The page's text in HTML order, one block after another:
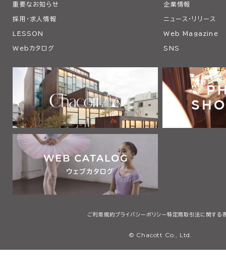
重要なお知らせ 企業情報
採用・求人情報 ニュース・リリース
LESSON Web Magazine
Webカタログ SNS
ご利用規約プライバシーポリシー 特定商取引法に関する
© Chacott Co., Ltd.